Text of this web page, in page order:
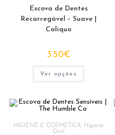
Escova de Dentes
Recarregável – Suave |
Caliquo
3.50€
Ver opções
has
The
options
be
HIGIENE E COSMÉTICA Higiene
Oral